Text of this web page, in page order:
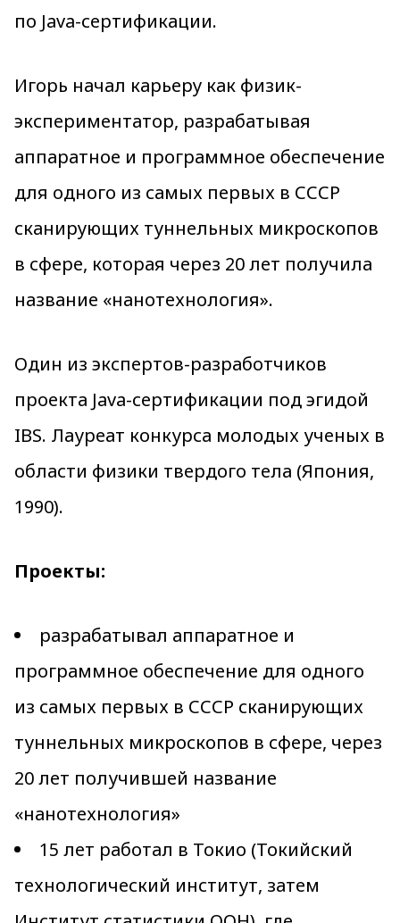
по Java-сертификации.
Игорь начал карьеру как физик-
экспериментатор, разрабатывая
аппаратное и программное обеспечение
для одного из самых первых в СССР
сканирующих туннельных микроскопов
в сфере, которая через 20 лет получила
название «нанотехнология».
Один из экспертов-разработчиков
проекта Java-сертификации под эгидой
IBS. Лауреат конкурса молодых ученых в
области физики твердого тела (Япония,
1990).
Проекты:
разрабатывал аппаратное и
программное обеспечение для одного
из самых первых в СССР сканирующих
туннельных микроскопов в сфере, через
20 лет получившей название
«нанотехнология»
15 лет работал в Токио (Токийский
технологический институт, затем